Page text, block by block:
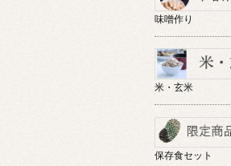
味噌作り
米・玄米
保存食セット